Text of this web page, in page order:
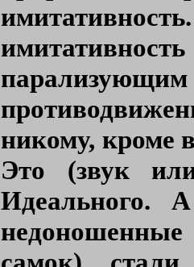
никому, кроме
Это (звук
Идеального.